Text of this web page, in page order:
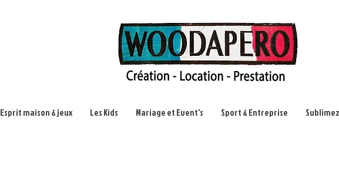
Esprit maison & jeux Les Kids Mariage et Event's Sport & Entreprise